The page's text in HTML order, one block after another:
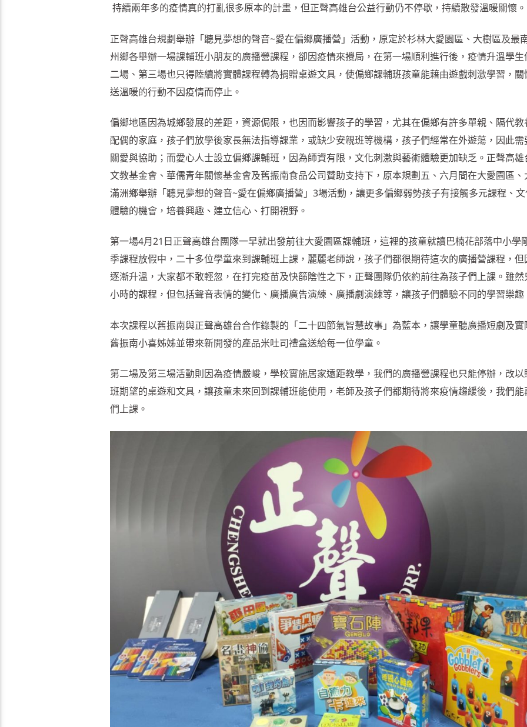
持續兩年多的疫情真的打亂很多原本的計畫，但正聲高雄台公益行動仍不停歇，持續散發溫暖關懷。
正聲高雄台規劃舉辦「聽見夢想的聲音~愛在偏鄉廣播營」活動，原定於杉林大愛園區、大樹區及最
州鄉各舉辦一場課輔班小朋友的廣播營課程，卻因疫情來攪局，在第一場順利進行後，疫情升溫學生
二場、第三場也只得陸續將實體課程轉為捐贈桌遊文具，使偏鄉課輔班孩童能藉由遊戲刺激學習，關
送溫暖的行動不因疫情而停止。
偏鄉地區因為城鄉發展的差距，資源侷限，也因而影響孩子的學習，尤其在偏鄉有許多單親、隔代教
配偶的家庭，孩子們放學後家長無法指導課業，或缺少安親班等機構，孩子們經常在外遊蕩，因此需
關愛與協助；而愛心人士設立偏鄉課輔班，因為師資有限，文化刺激與藝術體驗更加缺乏。正聲高雄
文教基金會、華儒青年關懷基金會及舊振南食品公司贊助支持下，原本規劃五、六月間在大愛園區、
滿洲鄉舉辦「聽見夢想的聲音~愛在偏鄉廣播營」3場活動，讓更多偏鄉弱勢孩子有接觸多元課程、
體驗的機會，培養興趣、建立信心、打開視野。
第一場4月21日正聲高雄台團隊一早就出發前往大愛園區課輔班，這裡的孩童就讀巴楠花部落中小學
季課程放假中，二十多位學童來到課輔班上課，麗麗老師說，孩子們都很期待這次的廣播營課程，但
逐漸升溫，大家都不敢輕忽，在打完疫苗及快篩陰性之下，正聲團隊仍依約前往為孩子們上課。雖然
小時的課程，但包括聲音表情的變化、廣播廣告演練、廣播劇演練等，讓孩子們體驗不同的學習樂趣
本次課程以舊振南與正聲高雄台合作錄製的「二十四節氣智慧故事」為藍本，讓學童聽廣播短劇及實
舊振南小喜姊姊並帶來新開發的產品米吐司禮盒送給每一位學童。
第二場及第三場活動則因為疫情嚴峻，學校實施居家遠距教學，我們的廣播營課程也只能停辦，改以
班期望的桌遊和文具，讓孩童未來回到課輔班能使用，老師及孩子們都期待將來疫情趨緩後，我們能
們上課。